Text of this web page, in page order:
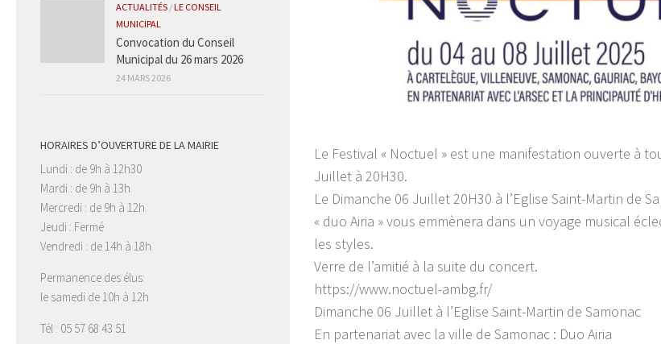
Le Festival « Noctuel » est une manifestation ouverte à
Juillet à 20H30.
Le Dimanche 06 Juillet 20H30 à l’Eglise Saint-Martin de
« duo Airia » vous emmènera dans un voyage musical
les styles.
Verre de l’amitié à la suite du concert.
https://www.noctuel-ambg.fr/
Dimanche 06 Juillet à l’Eglise Saint-Martin de Samonac
En partenariat avec la ville de Samonac : Duo Airia
ACTUALITÉS /LE CONSEIL
MUNICIPAL
Convocation du Conseil
Municipal du 26 mars 2026
24 MARS 2026
HORAIRES D’OUVERTURE DE LA MAIRIE
Lundi : de 9h à 12h30
Mardi : de 9h à 13h
Mercredi : de 9h à 12h
Jeudi : Fermé
Vendredi : de 14h à 18h
Permanence des élus:
le samedi de 10h à 12h
Tél : 05 57 68 43 51